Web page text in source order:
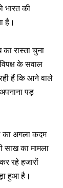
भारत की
है।
रास्ता चुना
के सवाल
हैं कि आने वाले
पड़
का अगला कदम
साख का मामला
रहे हजारों
हुआ है।